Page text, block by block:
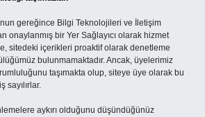
gereğince Bilgi Teknolojileri ve İletişim
onaylanmış bir Yer Sağlayıcı olarak hizmet
sitedeki içerikleri proaktif olarak denetleme
bulunmamaktadır. Ancak, üyelerimiz
taşımakta olup, siteye üye olarak bu
sayılırlar.
aykırı olduğunu düşündüğünüz